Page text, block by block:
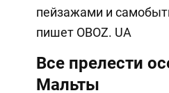
пейзажами и
пишет OBOZ. UA
Все прелести
Мальты